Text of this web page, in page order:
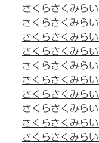
さくらさくみら
さくらさくみら
さくらさくみら
さくらさくみら
さくらさくみら
さくらさくみら
さくらさくみら
さくらさくみら
さくらさくみら
さくらさくみら